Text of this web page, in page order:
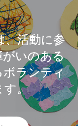
、活動に参
がいのある
ボランティ
す。